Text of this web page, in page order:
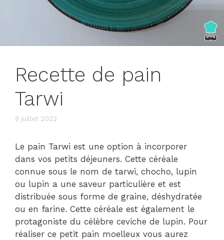
Recette de pain
Tarwi
8 juillet 2022
Le pain Tarwi est une option à incorporer
dans vos petits déjeuners. Cette céréale
connue sous le nom de tarwi, chocho, lupin
ou lupin a une saveur particulière et est
distribuée sous forme de graine, déshydratée
ou en farine. Cette céréale est également le
protagoniste du célèbre ceviche de lupin. Pour
réaliser ce petit pain moelleux vous aurez